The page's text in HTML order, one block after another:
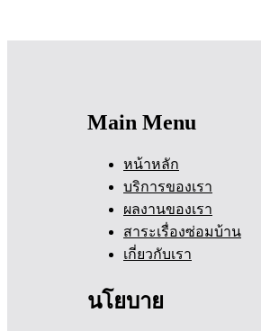
Main Menu
หน้าหลัก
บริการของเรา
ผลงานของเรา
สาระเรื่องซ่อมบ้าน
เกี่ยวกับเรา
นโยบาย